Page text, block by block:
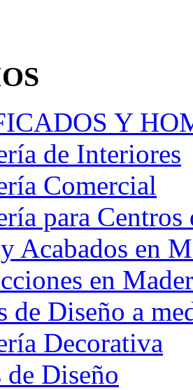
Y
de Interiores
Comercial
para
Acabados en
en
de Diseño a
Decorativa
de Diseño